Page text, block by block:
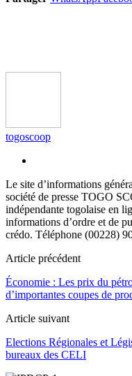
togoscoop
Le site d’informations
société de presse TOGO
indépendante togolaise en
informations d’ordre et de
crédo. Téléphone (00228)
Article précédent
Économie : Les prix du
d’importantes coupes de
Article suivant
Elections Régionales et
bureaux des CELI